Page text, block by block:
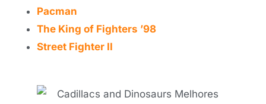
Pacman
The King of Fighters ’98
Street Fighter II